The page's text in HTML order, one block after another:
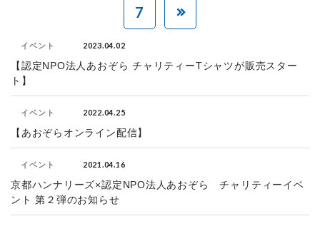
7
イベント 2023.04.02
【認定NPO法人あおぞら チャリティーTシャツが販売スター
ト】
イベント 2022.04.25
【あおぞらオンライン配信】
イベント 2021.04.16
京都ハンナリーズ×認定NPO法人あおぞら チャリティーイベ
ント 第２弾のお知らせ